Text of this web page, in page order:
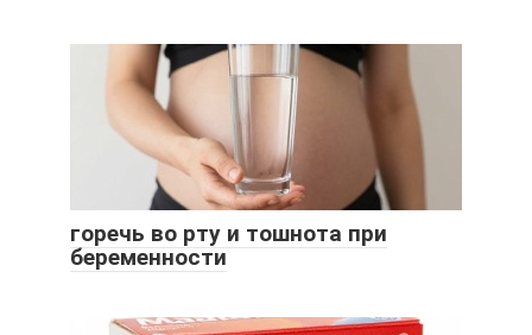
горечь во рту и тошнота при
беременности